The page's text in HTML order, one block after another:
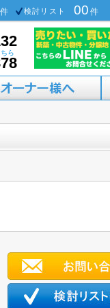
件 検討リスト 00 件
ら